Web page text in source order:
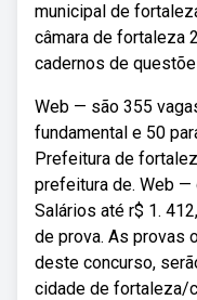
municipal de
câmara de fortaleza
cadernos de
Web — são 355
fundamental e 50
Prefeitura de
prefeitura de. Web
Salários até r$ 1.
de prova. As provas
deste concurso,
cidade de fortaleza/